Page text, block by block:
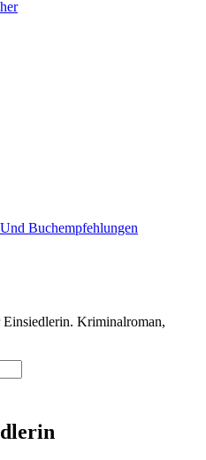
Kriminalroman,